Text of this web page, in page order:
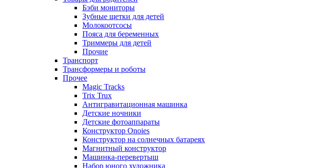
Бэби мониторы
Зубные щетки для детей
Молокоотсосы
Пояса для беременных
Триммеры для детей
Прочие
Транспорт
Трансформеры и роботы
Прочее
Magic Tracks
Trix Trux
Антигравитационная машинка
Детские ночники
Детские фотоаппараты
Конструктор Onoies
Конструктор на солнечных батареях
Магнитный конструктор
Машинка-перевертыш
Набор юного художника